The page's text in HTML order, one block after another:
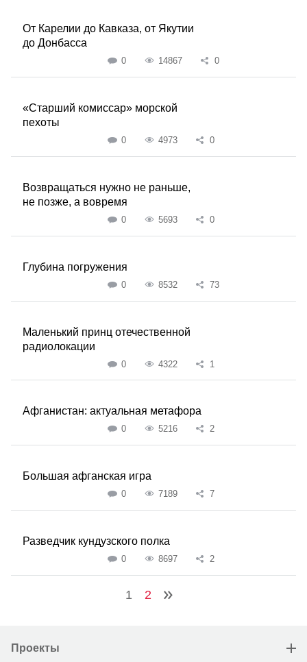
От Карелии до Кавказа, от Якутии
до Донбасса
0 14867 0
«Старший комиссар» морской
пехоты
0 4973 0
Возвращаться нужно не раньше,
не позже, а вовремя
0 5693 0
Глубина погружения
0 8532 73
Маленький принц отечественной
радиолокации
0 4322 1
Афганистан: актуальная метафора
0 5216 2
Большая афганская игра
0 7189 7
Разведчик кундузского полка
0 8697 2
1 2
Проекты